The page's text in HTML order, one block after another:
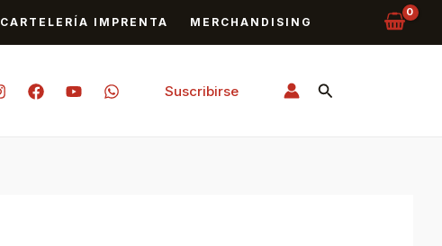
CARTELERÍA IMPRENTA MERCHANDISING
Suscribirse Buscar